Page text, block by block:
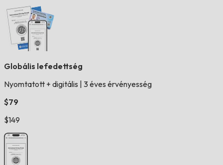
Globális lefedettség
Nyomtatott + digitális 3 éves érvényesség
$79
$149